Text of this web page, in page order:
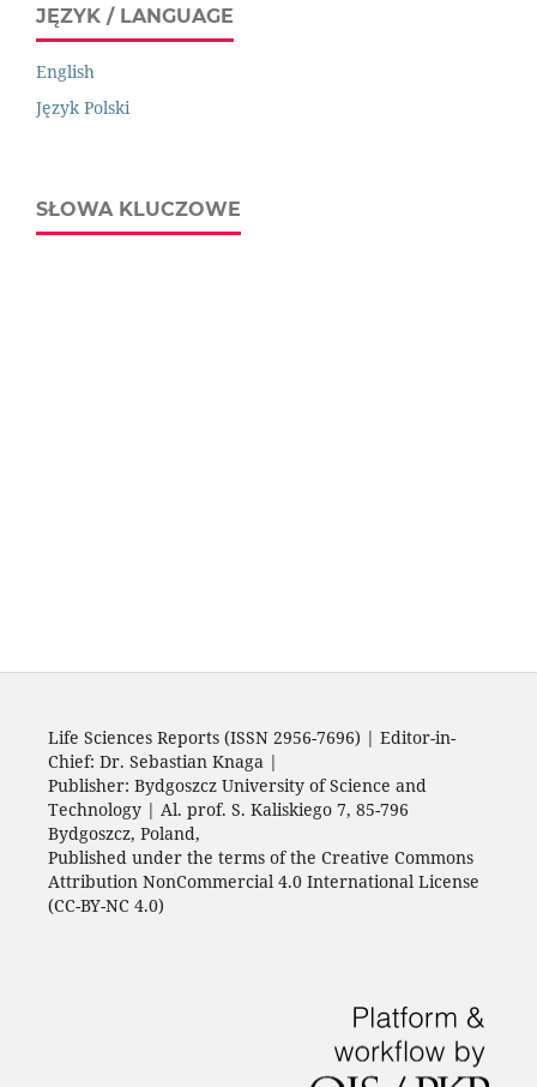
JĘZYK / LANGUAGE
English
Język Polski
SŁOWA KLUCZOWE
Life Sciences Reports (ISSN 2956-7696) | Editor-in-
Chief: Dr. Sebastian Knaga |
Publisher: Bydgoszcz University of Science and
Technology | Al. prof. S. Kaliskiego 7, 85-796
Bydgoszcz, Poland,
Published under the terms of the Creative Commons
Attribution NonCommercial 4.0 International License
(CC-BY-NC 4.0)